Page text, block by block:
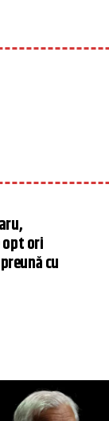
ori
cu